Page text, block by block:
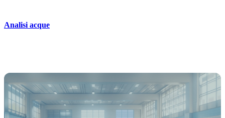
Analisi acque